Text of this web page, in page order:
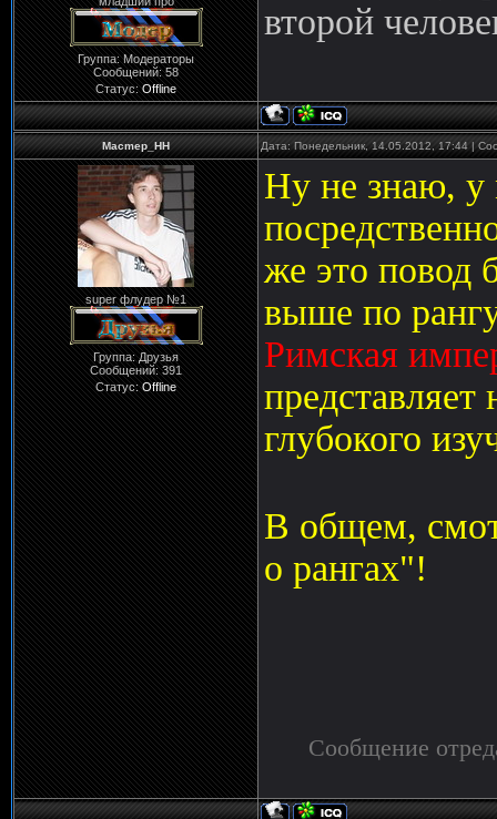
Группа: Модераторы
Сообщений:58
Статус:Offline
второй
Macmep_HH Дата: Понедельник, 14.05.2012, 17:44 |
super флудер №1
Группа: Друзья
Сообщений:391
Статус:Offline
Ну не знаю, у
же это повод
выше по
Римская
представляет
глубокого
В общем,
о рангах"!
Сообщение